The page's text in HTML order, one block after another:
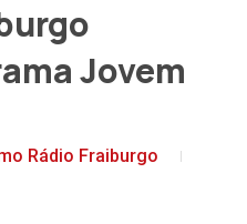
Jovem
Rádio Fraiburgo